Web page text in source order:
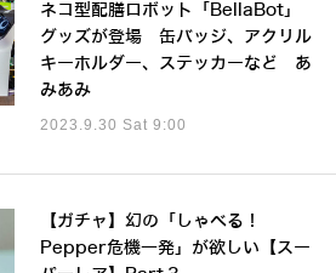
ネコ型配膳ロボット「BellaBot」
グッズが登場 缶バッジ、アクリル
キーホルダー、ステッカーなど あ
みあみ
2023.9.30 Sat 9:00
【ガチャ】幻の「しゃべる！
Pepper危機一発」が欲しい【スー